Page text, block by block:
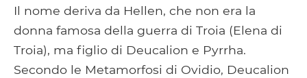
Il nome deriva da Hellen, che non era la
donna famosa della guerra di Troia (Elena di
Troia), ma figlio di Deucalion e Pyrrha.
Secondo le Metamorfosi di Ovidio, Deucalion